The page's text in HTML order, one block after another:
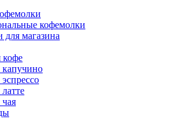
кофемолки
для магазина